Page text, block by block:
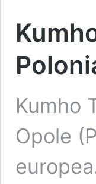
Kumho
Opole